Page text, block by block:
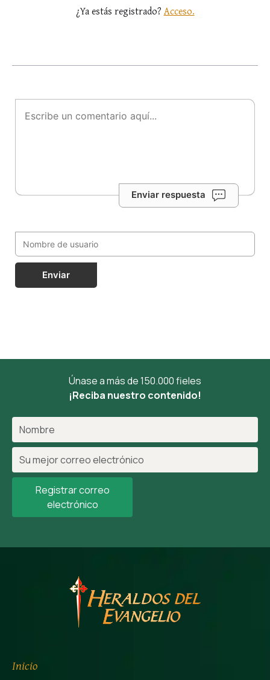
¿Ya estás registrado? Acceso.
Enviar respuesta
Enviar
Únase a más de 150.000 fieles
¡Reciba nuestro contenido!
Registrar correo
electrónico
Inicio